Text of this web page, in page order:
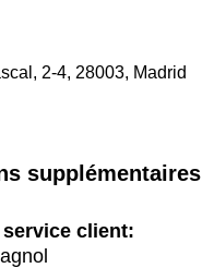
2-4, 28003, Madrid
supplémentaires
client: